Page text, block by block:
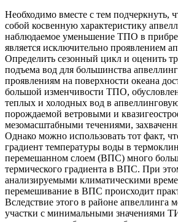
Необходимо вместе с тем подчеркнуть,
собой косвенную характеристику
наблюдаемое уменьшение ТПО в
является исключительно проявлением
Определить сезонный цикл и оценить
подъема вод для большинства
проявлениям на поверхности океана
большой изменчивости ТПО,
теплых и холодных вод в
порождаемой ветровыми и
мезомасштабными течениями,
Однако можно использовать тот факт,
градиент температуры воды в
перемешанном слоем (ВПС) много
термического градиента в ВПС. При
анализируемыми климатическими
перемешивание в ВПС происходит
Вследствие этого в районе апвеллинга
участки с минимальными значениями